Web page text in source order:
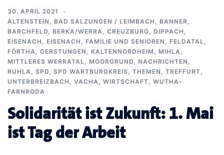
30. APRIL 2021
ALTENSTEIN
BAD SALZUNGEN / LEIMBACH BANNER
BARCHFELD
BERKA/WERRA CREUZBURG DIPPACH
EISENACH
EISENACH FAMILIE UND SENIOREN FELDATAL
FÖRTHA
GERSTUNGEN KALTENNORDHEIM MIHLA
MITTLERES WERRATAL
MOORGRUND NACHRICHTEN
RUHLA
SPD SPD WARTBURGKREIS THEMEN TREFFURT
UNTERBREIZBACH
VACHA WIRTSCHAFT
WUTHA-
FARNRODA
Solidarität ist Zukunft: 1. Mai
ist Tag der Arbeit